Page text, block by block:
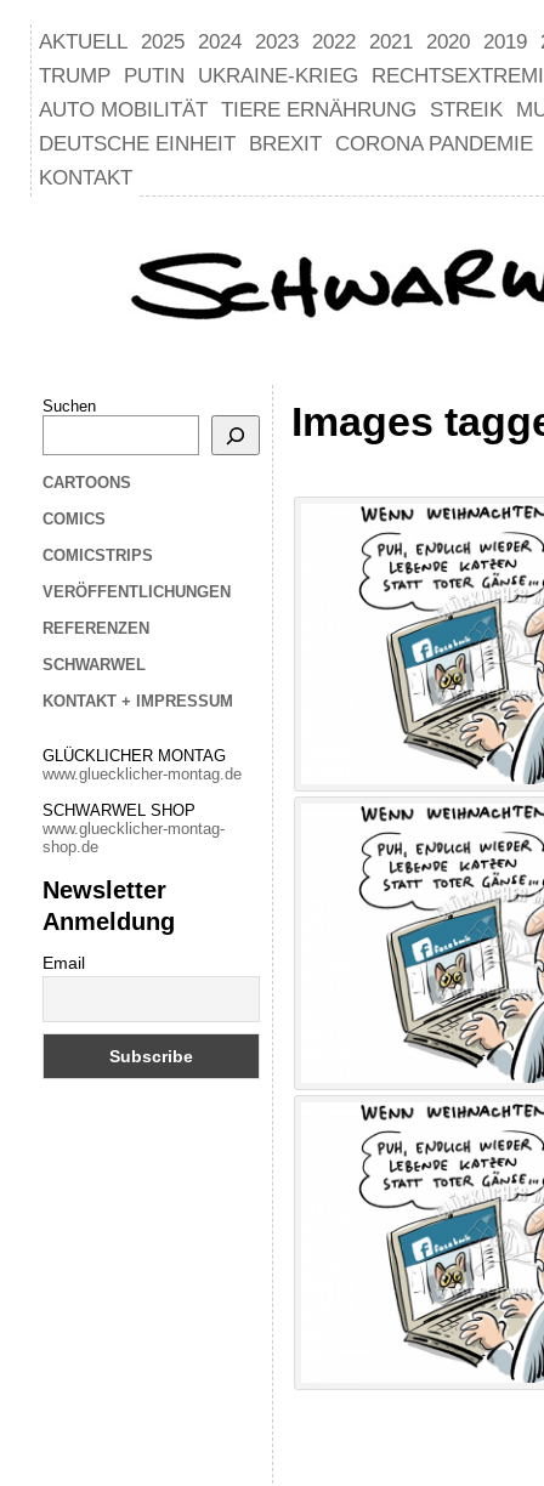
AKTUELL 2025 2024 2023 2022 2021 2020 2019
TRUMP
PUTIN UKRAINE-KRIEG
AUTO MOBILITÄT TIERE ERNÄHRUNG STREIK
DEUTSCHE EINHEIT
BREXIT
CORONA PANDEMIE
KONTAKT
Suchen
CARTOONS
COMICS
COMICSTRIPS
VERÖFFENTLICHUNGEN
REFERENZEN
SCHWARWEL
KONTAKT + IMPRESSUM
GLÜCKLICHER MONTAG
www.gluecklicher-montag.de
SCHWARWEL SHOP
www.gluecklicher-montag-
shop.de
Newsletter
Anmeldung
Email
Images